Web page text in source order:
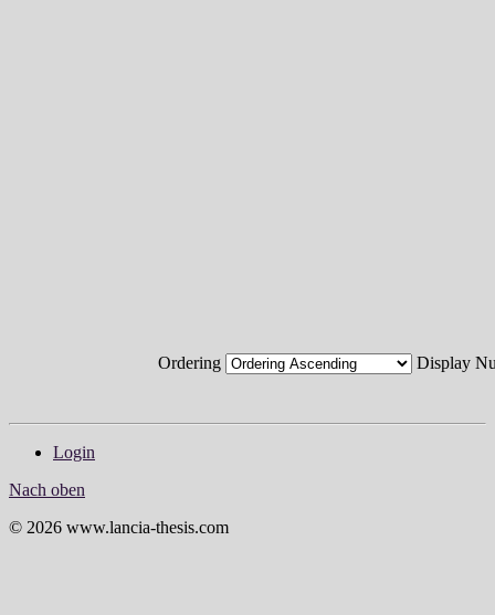
Ordering Display
Login
Nach oben
© 2026 www.lancia-thesis.com